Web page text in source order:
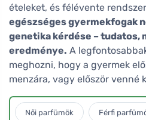
ételeket, és félévente
egészséges gyermekfogak
genetika kérdése – tudatos,
eredménye. A
meghozni, hogy a gyermek
menzára, vagy először venné
Női parfümök Férfi